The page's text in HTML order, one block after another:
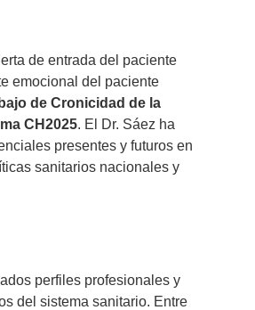
de entrada del paciente
emocional del paciente
de Cronicidad de la
CH2025. El Dr. Sáez ha
presentes y futuros en
sanitarios nacionales y
perfiles profesionales y
del sistema sanitario. Entre